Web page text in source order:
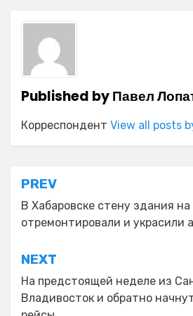
Published byПавел
Корреспондент View all posts
Навигация
по
записям
PREV
В Хабаровске стену здания
отремонтировали и украсили
NEXT
На предстоящей неделе из
Владивосток и обратно